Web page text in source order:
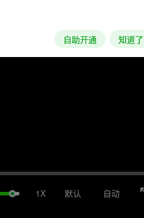
自动
1X 默认
自助开通 知道了